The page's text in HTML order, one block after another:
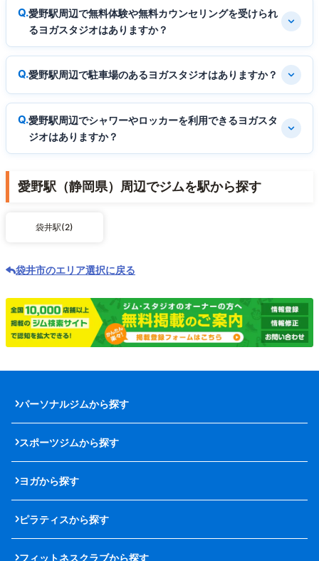
愛野駅周辺で無料体験や無料カウンセリングを受けられ
るヨガスタジオはありますか？
愛野駅周辺で駐車場のあるヨガスタジオはありますか？
愛野駅周辺でシャワーやロッカーを利用できるヨガスタ
ジオはありますか？
愛野駅（静岡県）周辺でジムを駅から探す
袋井駅(2)
袋井市のエリア選択に戻る
パーソナルジムから探す
スポーツジムから探す
ヨガから探す
ピラティスから探す
フィットネスクラブから探す